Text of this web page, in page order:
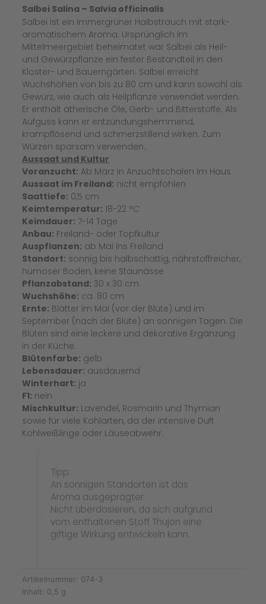
Salbei Salina – Salvia officinalis
Salbei ist ein immergrüner Halbstrauch mit stark-
aromatischem Aroma. Ursprünglich im
Mittelmeergebiet beheimatet war Salbei als Heil-
und Gewürzpflanze ein fester Bestandteil in den
Kloster- und Bauerngärten. Salbei erreicht
Wuchshöhen von bis zu 80 cm und kann sowohl als
Gewürz, wie auch als Heilpflanze verwendet werden.
Er enthält ätherische Öle, Gerb- und Bitterstoffe. Als
Aufguss kann er entzündungshemmend,
krampflösend und schmerzstillend wirken. Zum
Würzen sparsam verwenden.
Aussaat und Kultur
Voranzucht: Ab März in Anzuchtschalen im Haus
Aussaat im Freiland: nicht empfohlen
Saattiefe: 0,5 cm
Keimtemperatur: 18-22 °C
Keimdauer: 7-14 Tage
Anbau: Freiland- oder Topfkultur
Auspflanzen: ab Mai ins Freiland
Standort: sonnig bis halbschattig, nährstoffreicher,
humoser Boden, keine Staunässe
Pflanzabstand: 30 x 30 cm
Wuchshöhe: ca. 80 cm
Ernte: Blätter im Mai (vor der Blüte) und im
September (nach der Blüte) an sonnigen Tagen. Die
Blüten sind eine leckere und dekorative Ergänzung
in der Küche.
Blütenfarbe: gelb
Lebensdauer: ausdauernd
Winterhart: ja
F1: nein
Mischkultur: Lavendel, Rosmarin und Thymian
sowie für viele Kohlarten, da der intensive Duft
Kohlweißlinge oder Läuseabwehr.
Tipp:
An sonnigen Standorten ist das
Aroma ausgeprägter.
Nicht überdosieren, da sich aufgrund
vom enthaltenen Stoff Thujon eine
giftige Wirkung entwickeln kann.
Artikelnummer: 074-3
Inhalt: 0,5 g